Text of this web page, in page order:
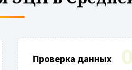
Проверка данных